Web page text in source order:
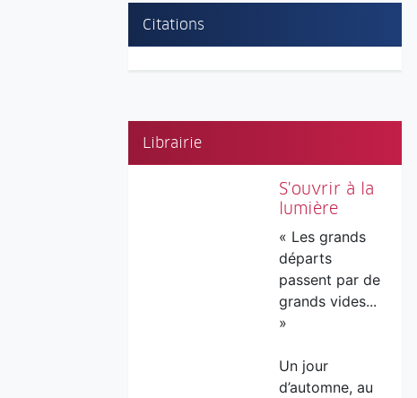
Citations
Librairie
S'ouvrir à la
lumière
« Les grands
départs
passent par de
grands vides...
»
Un jour
d’automne, au